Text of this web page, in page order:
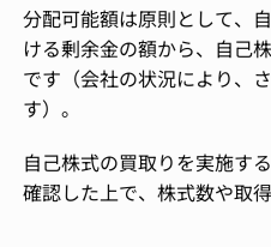
分配可能額は原則として、
ける剰余金の額から、自己
です（会社の状況により、
す）。
自己株式の買取りを実施す
確認した上で、株式数や取